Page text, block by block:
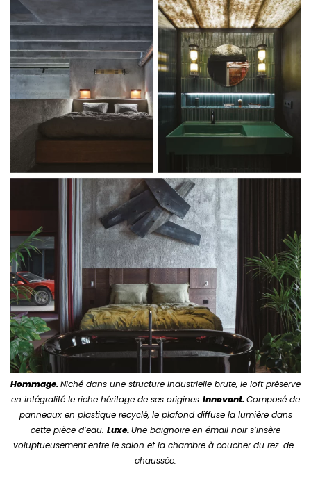
Hommage.Niché dans une structure industrielle brute, le loft préserve
en intégralité le riche héritage de ses origines.Innovant.Composé de
panneaux en plastique recyclé, le plafond diffuse la lumière dans
cette pièce d’eau. Luxe.Une baignoire en émail noir s’insère
voluptueusement entre le salon et la chambre à coucher du rez-de-
chaussée.